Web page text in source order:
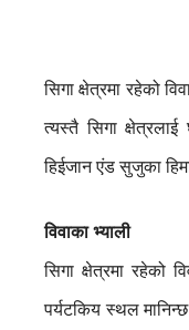
सिगा क्षेत्रमा रहेको
त्यस्तै सिगा
हिईजान एंड सुजुका
विवाका भ्याली
सिगा क्षेत्रमा रहेको
पर्यटकिय स्थल